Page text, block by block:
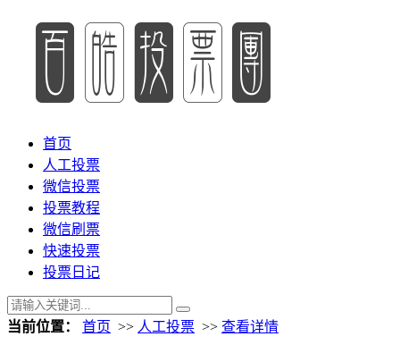
首页
人工投票
微信投票
投票教程
微信刷票
快速投票
投票日记
当前位置： 首页 >> 人工投票 >> 查看详情